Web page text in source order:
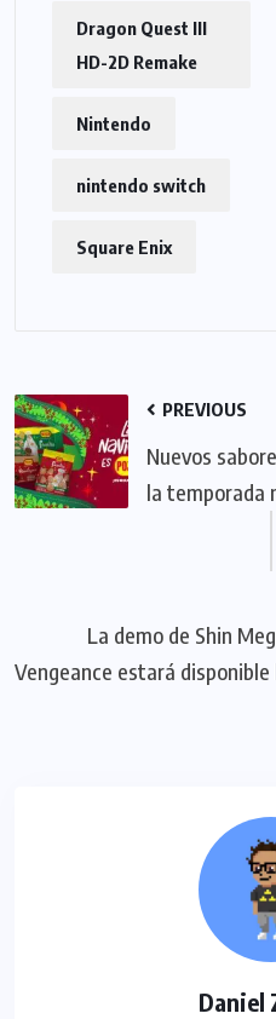
Dragon Quest III
HD-2D Remake
Nintendo
nintendo switch
Square Enix
PREVIOUS
Nuevos
la temporada
La demo de Shin
Vengeance estará disponible
Daniel